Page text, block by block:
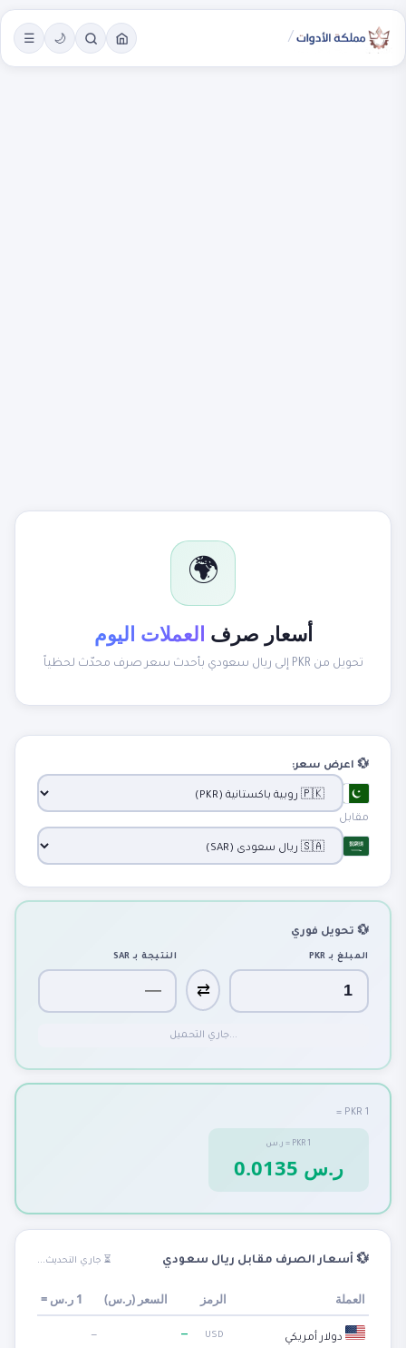
/
🌙
☰
🌍
أسعار صرف العملات اليوم
تحويل من PKR إلى ريال سعودي بأحدث سعر صرف محدّث لحظياً
💱 اعرض سعر:
مقابل
💱 تحويل فوري
المبلغ بـ PKR
⇄
النتيجة بـ SAR
جاري التحميل...
1 PKR =
1
PKR
= ر.س
0.0135 ر.س
💱 أسعار الصرف مقابل ريال سعودي ⏳ جاري التحديث...
العملة الرمز السعر (ر.س)
1 ر.س =
دولار أمريكي USD
—
—